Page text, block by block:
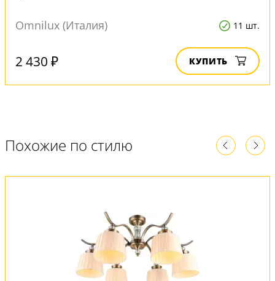
Omnilux (Италия) 11 шт.
2 430 ₽ КУПИТЬ
Похожие по стилю